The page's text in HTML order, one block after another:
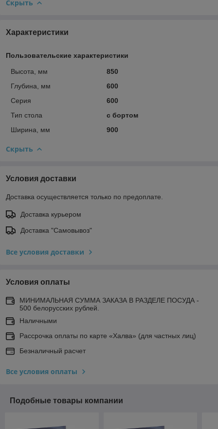
Скрыть
Характеристики
Пользовательские характеристики
Высота, мм
850
Глубина, мм
600
Серия
600
Тип стола
с бортом
Ширина, мм
900
Скрыть
Условия доставки
Доставка осуществляется только по предоплате.
Доставка курьером
Доставка "Самовывоз"
Все условия доставки
Условия оплаты
МИНИМАЛЬНАЯ СУММА ЗАКАЗА В РАЗДЕЛЕ ПОСУДА -
500 белорусских рублей.
Наличными
Рассрочка оплаты по карте «Халва» (для частных лиц)
Безналичный расчет
Все условия оплаты
Подобные товары компании